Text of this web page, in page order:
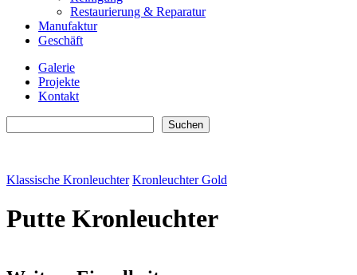
Restaurierung & Reparatur
Manufaktur
Geschäft
Galerie
Projekte
Kontakt
Suchen
Klassische Kronleuchter Kronleuchter Gold
Putte Kronleuchter